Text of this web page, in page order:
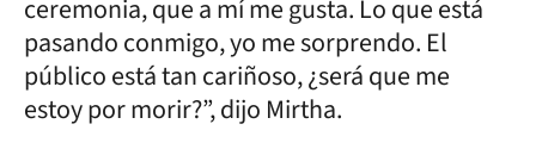
ceremonia, que a mí me gusta. Lo que está
pasando conmigo, yo me sorprendo. El
público está tan cariñoso, ¿será que me
estoy por morir?”, dijo Mirtha.